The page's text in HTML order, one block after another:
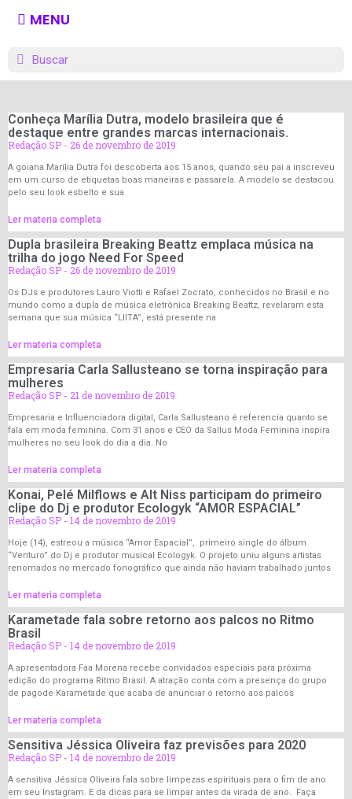
MENU
Conheça Marília Dutra, modelo brasileira que é
destaque entre grandes marcas internacionais.
Redação SP 26 de novembro de 2019
A goiana Marília Dutra foi descoberta aos 15 anos, quando seu pai a inscreveu
em um curso de etiquetas boas maneiras e passarela. A modelo se destacou
pelo seu look esbelto e sua
Ler materia completa
Dupla brasileira Breaking Beattz emplaca música na
trilha do jogo Need For Speed
Redação SP 26 de novembro de 2019
Os DJs e produtores Lauro Viotti e Rafael Zocrato, conhecidos no Brasil e no
mundo como a dupla de música eletrônica Breaking Beattz, revelaram esta
semana que sua música “LIITA”, está presente na
Ler materia completa
Empresaria Carla Sallusteano se torna inspiração para
mulheres
Redação SP 21 de novembro de 2019
Empresaria e Influenciadora digital, Carla Sallusteano é referencia quanto se
fala em moda feminina. Com 31 anos e CEO da Sallus Moda Feminina inspira
mulheres no seu look do dia a dia. No
Ler materia completa
Konai, Pelé Milflows e Alt Niss participam do primeiro
clipe do Dj e produtor Ecologyk “AMOR ESPACIAL”
Redação SP 14 de novembro de 2019
Hoje (14), estreou a música “Amor Espacial”, primeiro single do álbum
“Venturo” do Dj e produtor musical Ecologyk. O projeto uniu alguns artistas
renomados no mercado fonográfico que ainda não haviam trabalhado juntos
Ler materia completa
Karametade fala sobre retorno aos palcos no Ritmo
Brasil
Redação SP 14 de novembro de 2019
A apresentadora Faa Morena recebe convidados especiais para próxima
edição do programa Ritmo Brasil. A atração conta com a presença do grupo
de pagode Karametade que acaba de anunciar o retorno aos palcos
Ler materia completa
Sensitiva Jéssica Oliveira faz previsões para 2020
Redação SP 14 de novembro de 2019
A sensitiva Jéssica Oliveira fala sobre limpezas espirituais para o fim de ano
em seu Instagram. E da dicas para se limpar antes da virada de ano. Faça